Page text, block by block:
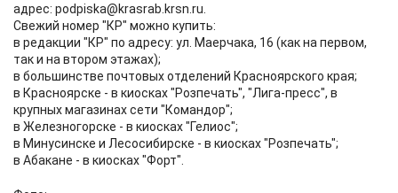
адрес: podpiska@krasrab.krsn.ru.
Свежий номер "КР" можно купить:
в редакции "КР" по адресу: ул. Маерчака, 16 (как на первом,
так и на втором этажах);
в большинстве почтовых отделений Красноярского края;
в Красноярске - в киосках "Розпечать", "Лига-пресс", в
крупных магазинах сети "Командор";
в Железногорске - в киосках "Гелиос";
в Минусинске и Лесосибирске - в киосках "Розпечать";
в Абакане - в киосках "Форт".